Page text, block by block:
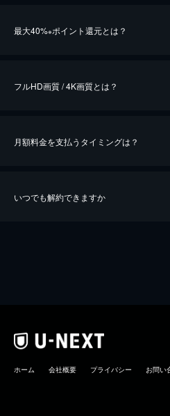
最大40%※ポイント還元とは？
※40％ポイント還元の対象は、クレジットカード
フルHD画質 / 4K画質とは？
月額料金を支払うタイミングは？
いつでも解約できますか
ホーム 会社概要 プライバシー お問い